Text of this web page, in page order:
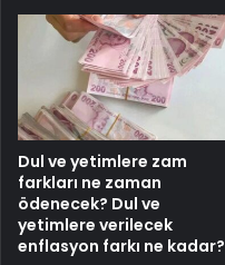
Dul ve yetimlere zam
farkları ne zaman
ödenecek? Dul ve
yetimlere verilecek
enflasyon farkı ne kadar?